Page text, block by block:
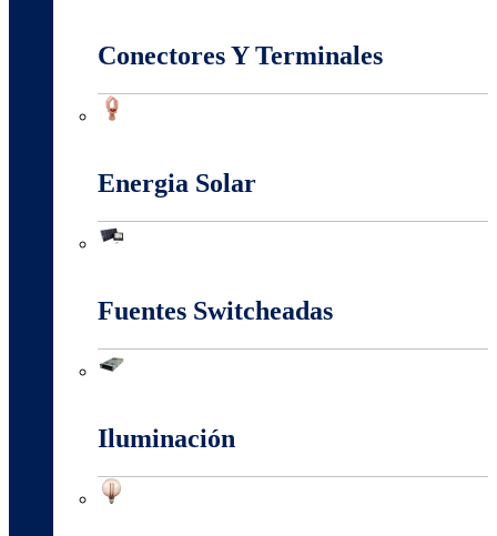
Conectores Y Terminales
Energia Solar
Fuentes Switcheadas
Iluminación